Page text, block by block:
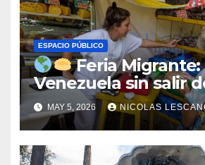
ESPACIO PÚBLICO
Feria Migrante:
Venezuela sin salir
Ciudad
MAY 5, 2026 NICOLAS